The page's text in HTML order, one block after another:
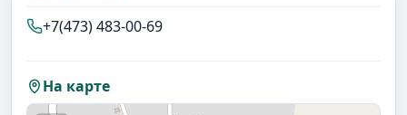
+7(473) 483-00-69
На карте